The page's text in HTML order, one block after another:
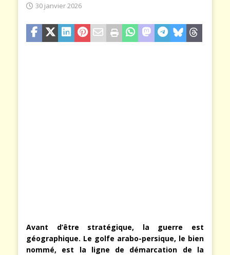
30 janvier 2026
Avant d’être stratégique, la guerre est
géographique. Le golfe arabo-persique, le bien
nommé, est la ligne de démarcation de la